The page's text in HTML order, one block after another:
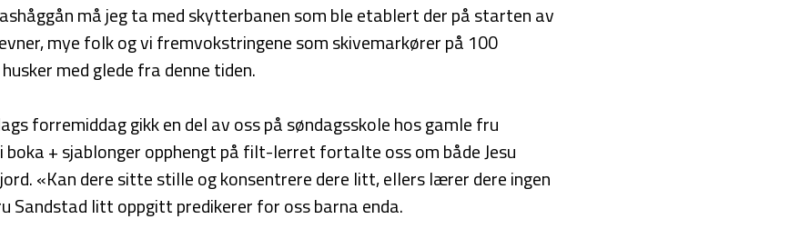
må jeg ta med skytterbanen som ble etablert der på starten av
mye folk og vi fremvokstringene som skivemarkører på 100
med glede fra denne tiden.
forremiddag gikk en del av oss på søndagsskole hos gamle fru
boka + sjablonger opphengt på filt-lerret fortalte oss om både Jesu
«Kan dere sitte stille og konsentrere dere litt, ellers lærer dere ingen
Sandstad litt oppgitt predikerer for oss barna enda.